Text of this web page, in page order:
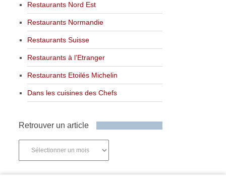
Restaurants Nord Est
Restaurants Normandie
Restaurants Suisse
Restaurants à l’Etranger
Restaurants Etoilés Michelin
Dans les cuisines des Chefs
Retrouver un article